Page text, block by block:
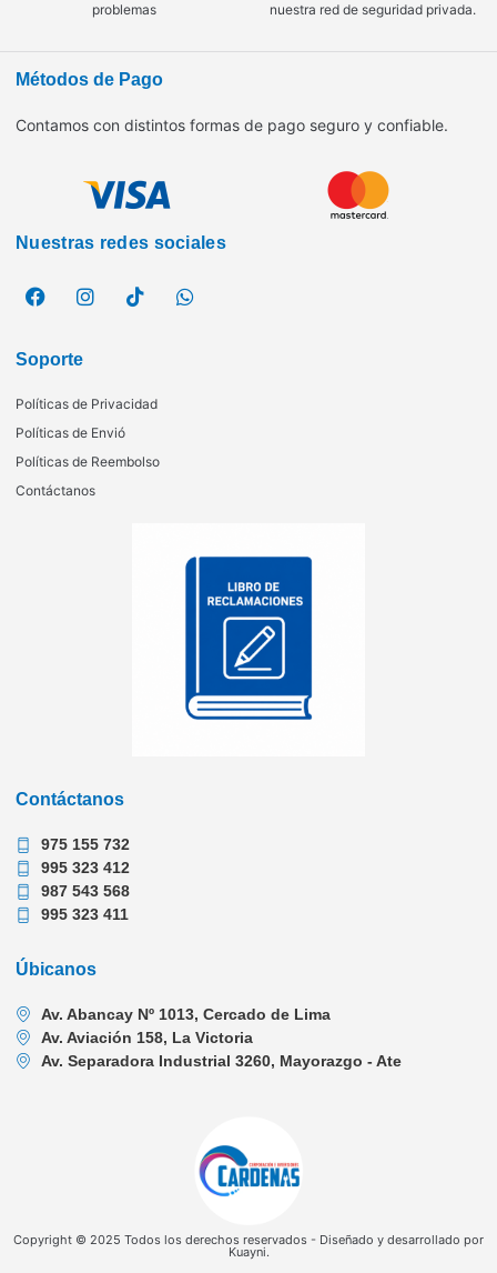
problemas
nuestra red de seguridad privada.
Métodos de Pago
Contamos con distintos formas de pago seguro y confiable.
Nuestras redes sociales
Soporte
Políticas de Privacidad
Políticas de Envió
Políticas de Reembolso
Contáctanos
Contáctanos
975 155 732
995 323 412
987 543 568
995 323 411
Úbicanos
Av. Abancay Nº 1013, Cercado de Lima
Av. Aviación 158, La Victoria
Av. Separadora Industrial 3260, Mayorazgo - Ate
Copyright © 2025 Todos los derechos reservados - Diseñado y desarrollado por
Kuayni.